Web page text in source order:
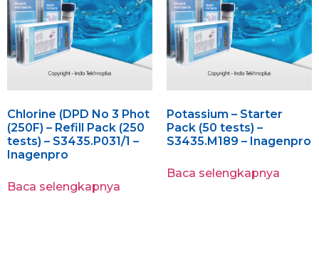
Chlorine (DPD No 3 Phot
(250F) – Refill Pack (250
tests) – S3435.P031/1 –
Inagenpro
Baca selengkapnya
Potassium – Starter
Pack (50 tests) –
S3435.M189 – Inagenpro
Baca selengkapnya